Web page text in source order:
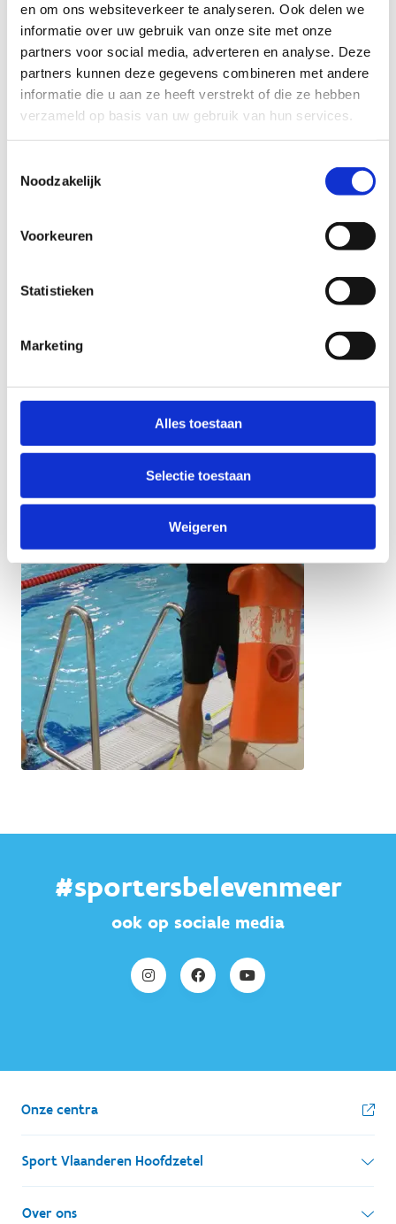
en om ons websiteverkeer te analyseren. Ook delen we
informatie over uw gebruik van onze site met onze
partners voor social media, adverteren en analyse. Deze
partners kunnen deze gegevens combineren met andere
informatie die u aan ze heeft verstrekt of die ze hebben
verzameld op basis van uw gebruik van hun services.
Noodzakelijk
Voorkeuren
Statistieken
Marketing
Alles toestaan
Selectie toestaan
Weigeren
Yes, I give permission to store and process
Anti-Robot Verification
Click to start verification
Friendly Captcha ⇗
#sportersbelevenmeer
ook op sociale media
Onze centra
Sport Vlaanderen Hoofdzetel
Simon Bolivarlaan 17
Over ons